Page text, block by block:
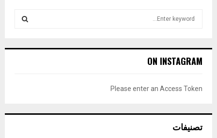
h
C
ON INSTAGRAM
Please enter an Access Token
تصنيفات